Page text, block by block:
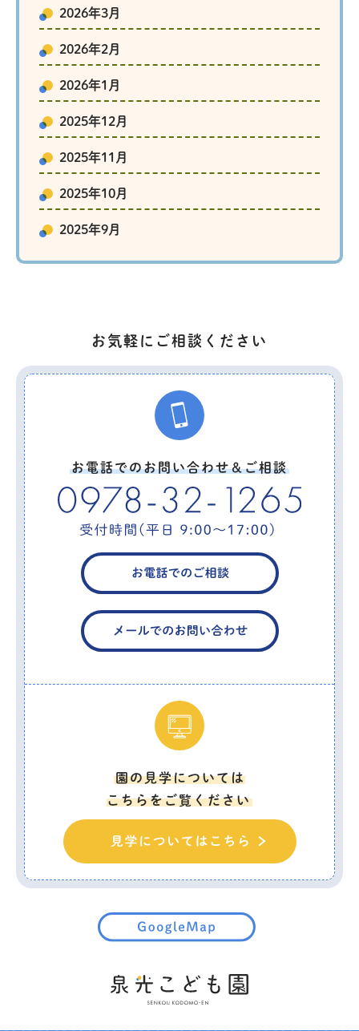
2026年3月
2026年2月
2026年1月
2025年12月
2025年11月
2025年10月
2025年9月
お気軽にご相談ください
お電話でのお問い合わせ＆ご相談
園の見学については
こちらをご覧ください